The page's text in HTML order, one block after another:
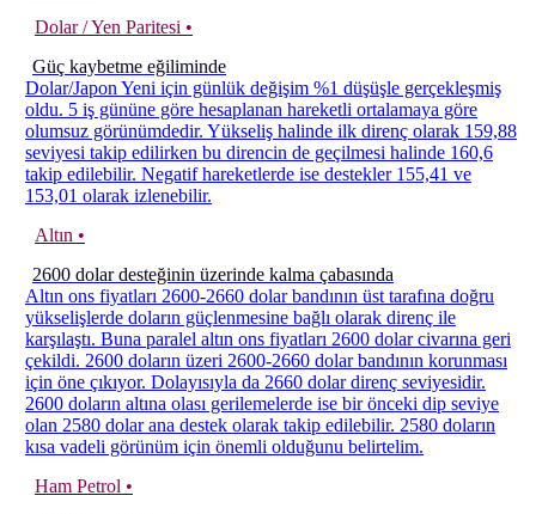
Dolar / Yen Paritesi •
Güç kaybetme eğiliminde
Dolar/Japon Yeni için günlük değişim %1 düşüşle gerçekleşmiş
oldu. 5 iş gününe göre hesaplanan hareketli ortalamaya göre
olumsuz görünümdedir. Yükseliş halinde ilk direnç olarak 159,88
seviyesi takip edilirken bu direncin de geçilmesi halinde 160,6
takip edilebilir. Negatif hareketlerde ise destekler 155,41 ve
153,01 olarak izlenebilir.
Altın •
2600 dolar desteğinin üzerinde kalma çabasında
Altın ons fiyatları 2600-2660 dolar bandının üst tarafına doğru
yükselişlerde doların güçlenmesine bağlı olarak direnç ile
karşılaştı. Buna paralel altın ons fiyatları 2600 dolar civarına geri
çekildi. 2600 doların üzeri 2600-2660 dolar bandının korunması
için öne çıkıyor. Dolayısıyla da 2660 dolar direnç seviyesidir.
2600 doların altına olası gerilemelerde ise bir önceki dip seviye
olan 2580 dolar ana destek olarak takip edilebilir. 2580 doların
kısa vadeli görünüm için önemli olduğunu belirtelim.
Ham Petrol •